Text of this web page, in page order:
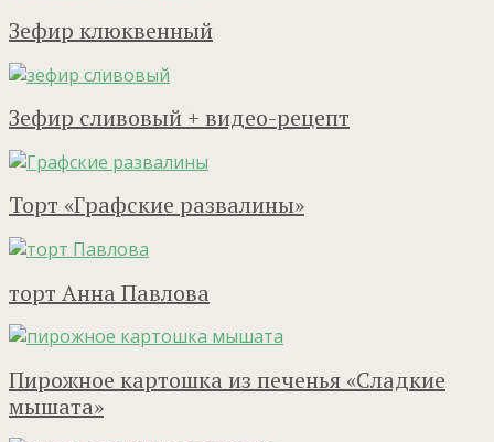
Зефир клюквенный
Зефир сливовый + видео-рецепт
Торт «Графские развалины»
торт Анна Павлова
Пирожное картошка из печенья «Сладкие
мышата»